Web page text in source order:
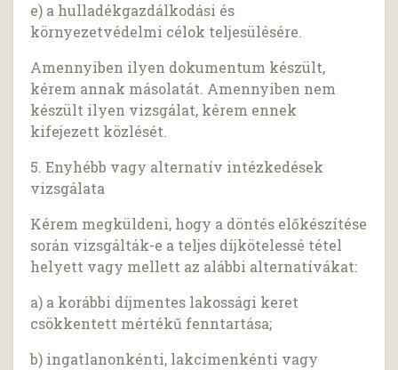
e) a hulladékgazdálkodási és
környezetvédelmi célok teljesülésére.
Amennyiben ilyen dokumentum készült,
kérem annak másolatát. Amennyiben nem
készült ilyen vizsgálat, kérem ennek
kifejezett közlését.
5. Enyhébb vagy alternatív intézkedések
vizsgálata
Kérem megküldeni, hogy a döntés előkészítése
során vizsgálták-e a teljes díjkötelessé tétel
helyett vagy mellett az alábbi alternatívákat:
a) a korábbi díjmentes lakossági keret
csökkentett mértékű fenntartása;
b) ingatlanonkénti, lakcímenkénti vagy